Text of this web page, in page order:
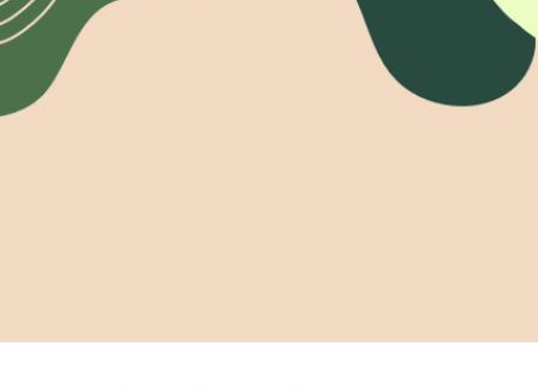
Témoignages du terrain
Vies de primates
Les héros du JGI France
Devenir membre du "Cercle des Amis de Jane"
Faire un don
Devenir Chimp Guardian